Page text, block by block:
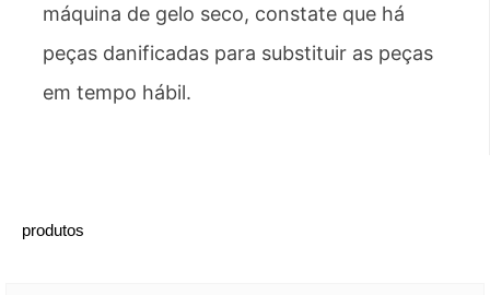
máquina de gelo seco, constate que há
peças danificadas para substituir as peças
em tempo hábil.
produtos